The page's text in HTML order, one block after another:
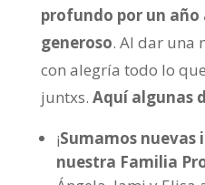
profundo por un
generoso. Al dar una
con alegría todo lo
juntxs. Aquí algunas
¡Sumamos nuevas
nuestra Familia